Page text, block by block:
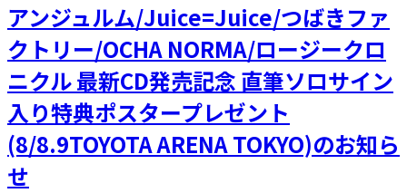
アンジュルム/Juice=Juice/つばきファ
クトリー/OCHA NORMA/ロージークロ
ニクル 最新CD発売記念 直筆ソロサイン
入り特典ポスタープレゼント
(8/8.9TOYOTA ARENA TOKYO)のお知ら
せ